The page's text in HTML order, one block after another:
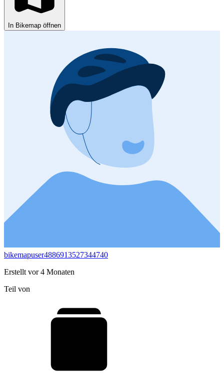
In Bikemap öffnen
bikemapuser4886913527344740
Erstellt vor 4 Monaten
Teil von